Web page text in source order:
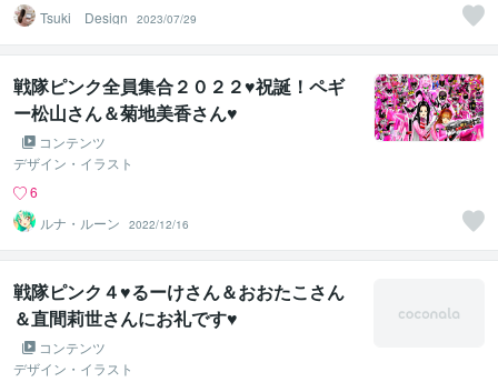
Tsuki Design
2023/07/29
戦隊ピンク全員集合２０２２♥祝誕！ペギ
ー松山さん＆菊地美香さん♥
コンテンツ
デザイン・イラスト
6
ルナ・ルーン
2022/12/16
戦隊ピンク４♥るーけさん＆おおたこさん
＆直間莉世さんにお礼です♥
コンテンツ
デザイン・イラスト